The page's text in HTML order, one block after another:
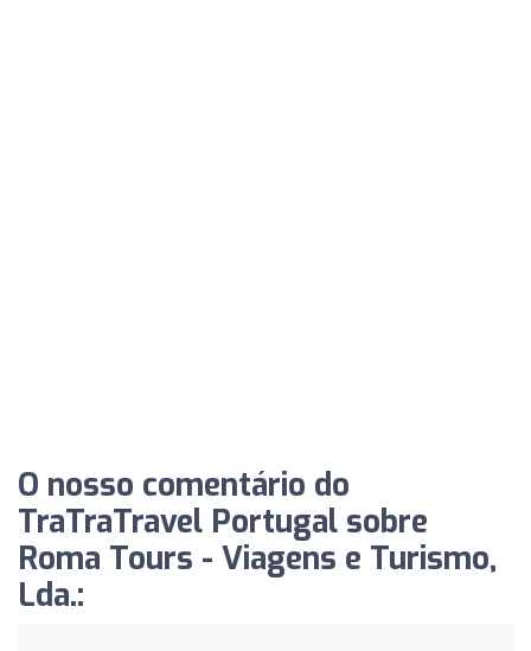
O nosso comentário do
TraTraTravel Portugal sobre
Roma Tours - Viagens e Turismo,
Lda.: